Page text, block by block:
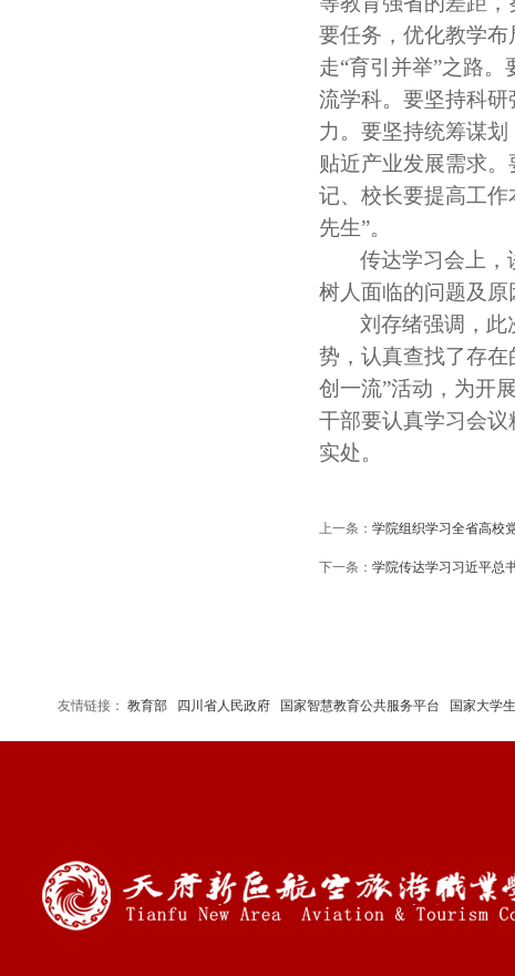
要任务，优化教学
走“育引并举”之路。
流学科。要坚持科
力。要坚持统筹谋
贴近产业发展需求
记、校长要提高工
先生”。
传达学习会上，
树人面临的问题及
刘存绪强调，此
势，认真查找了存
创一流”活动，为开
干部要认真学习会
实处。
上一条： 学院组织学习全省高校
下一条： 学院传达学习习近平总
友情链接： 教育部 四川省人民政府 国家智慧教育公共服务平台 国家大学